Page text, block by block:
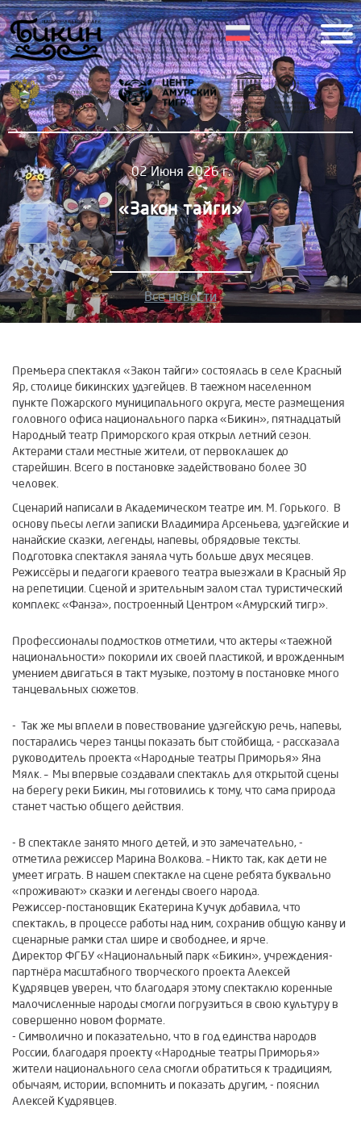
02 Июня 2026 г.
«Закон тайги»
Все новости
Премьера спектакля «Закон тайги» состоялась в селе Красный
Яр, столице бикинских удэгейцев. В таежном населенном
пункте Пожарского муниципального округа, месте размещения
головного офиса национального парка «Бикин», пятнадцатый
Народный театр Приморского края открыл летний сезон.
Актерами стали местные жители, от первоклашек до
старейшин. Всего в постановке задействовано более 30
человек.
Сценарий написали в Академическом театре им. М. Горького. В
основу пьесы легли записки Владимира Арсеньева, удэгейские и
нанайские сказки, легенды, напевы, обрядовые тексты.
Подготовка спектакля заняла чуть больше двух месяцев.
Режиссёры и педагоги краевого театра выезжали в Красный Яр
на репетиции. Сценой и зрительным залом стал туристический
комплекс «Фанза», построенный Центром «Амурский тигр».
Профессионалы подмостков отметили, что актеры «таежной
национальности» покорили их своей пластикой, и врожденным
умением двигаться в такт музыке, поэтому в постановке много
танцевальных сюжетов.
- Так же мы вплели в повествование удэгейскую речь, напевы,
постарались через танцы показать быт стойбища, - рассказала
руководитель проекта «Народные театры Приморья» Яна
Мялк. – Мы впервые создавали спектакль для открытой сцены
на берегу реки Бикин, мы готовились к тому, что сама природа
станет частью общего действия.
- В спектакле занято много детей, и это замечательно, -
отметила режиссер Марина Волкова. – Никто так, как дети не
умеет играть. В нашем спектакле на сцене ребята буквально
«проживают» сказки и легенды своего народа.
Режиссер-постановщик Екатерина Кучук добавила, что
спектакль, в процессе работы над ним, сохранив общую канву и
сценарные рамки стал шире и свободнее, и ярче.
Директор ФГБУ «Национальный парк «Бикин», учреждения-
партнёра масштабного творческого проекта Алексей
Кудрявцев уверен, что благодаря этому спектаклю коренные
малочисленные народы смогли погрузиться в свою культуру в
совершенно новом формате.
- Символично и показательно, что в год единства народов
России, благодаря проекту «Народные театры Приморья»
жители национального села смогли обратиться к традициям,
обычаям, истории, вспомнить и показать другим, - пояснил
Алексей Кудрявцев.